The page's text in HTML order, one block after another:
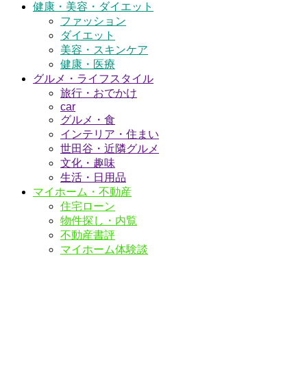
健康・美容・ダイエット
ファッション
ダイエット
美容・スキンケア
健康・医療
グルメ・ライフスタイル
旅行・おでかけ
car
グルメ・食
インテリア・住まい
世田谷・近隣グルメ
文化・趣味
生活・日用品
マイホーム・不動産
住宅ローン
物件探し・内覧
不動産書評
マイホーム体験談